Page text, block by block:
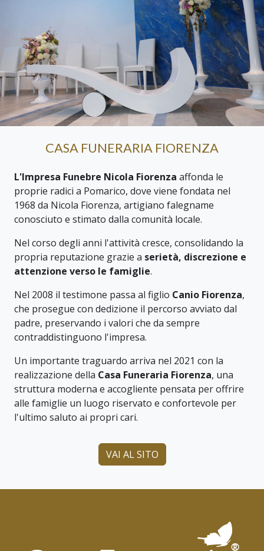
CASA FUNERARIA FIORENZA
L'Impresa Funebre Nicola Fiorenza affonda le
proprie radici a Pomarico, dove viene fondata nel
1968 da Nicola Fiorenza, artigiano falegname
conosciuto e stimato dalla comunità locale.
Nel corso degli anni l'attività cresce, consolidando la
propria reputazione grazie a serietà, discrezione e
attenzione verso le famiglie.
Nel 2008 il testimone passa al figlio Canio Fiorenza,
che prosegue con dedizione il percorso avviato dal
padre, preservando i valori che da sempre
contraddistinguono l'impresa.
Un importante traguardo arriva nel 2021 con la
realizzazione della Casa Funeraria Fiorenza, una
struttura moderna e accogliente pensata per offrire
alle famiglie un luogo riservato e confortevole per
l'ultimo saluto ai propri cari.
VAI AL SITO